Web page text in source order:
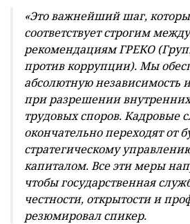
«Это важнейший шаг,
соответствует строгим
рекомендациям ГРЕКО
против коррупции). Мы
абсолютную независимость
при разрешении
трудовых споров. Кадровые
окончательно переходят от
стратегическому
капиталом. Все эти меры
чтобы государственная
честности, открытости и
резюмировал спикер.